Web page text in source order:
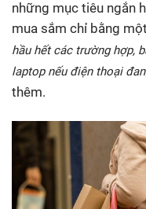
những mục tiêu ngắn
mua sắm chỉ bằng
hầu hết các trường hợp,
laptop nếu điện thoại
thêm.